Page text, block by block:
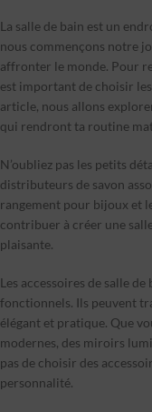
La salle de bain est un
nous commençons notre
affronter le monde. Pour
est important de choisir
article, nous allons
qui rendront ta routine
N’oubliez pas les petits
distributeurs de savon
rangement pour bijoux et
contribuer à créer une
plaisante.
Les accessoires de salle
fonctionnels. Ils peuvent
élégant et pratique. Que
modernes, des miroirs
pas de choisir des
personnalité.